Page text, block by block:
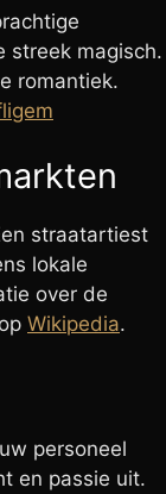
streek magisch.
romantiek.
straatartiest
lokale
over de
Wikipedia.
personeel
en passie uit.